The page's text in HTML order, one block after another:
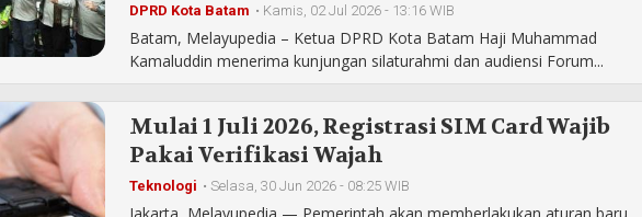
DPRD Kota Batam • Kamis, 02 Jul 2026 - 13:16 WIB
Batam, Melayupedia – Ketua DPRD Kota Batam Haji Muhammad
Kamaluddin menerima kunjungan silaturahmi dan audiensi Forum...
Mulai 1 Juli 2026, Registrasi SIM Card Wajib
Pakai Verifikasi Wajah
Teknologi •Selasa, 30 Jun 2026 - 08:25 WIB